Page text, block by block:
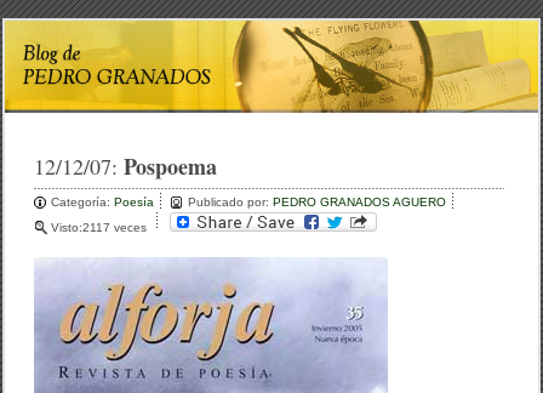
12/12/07:Pospoema
Categoría:Poesía Publicado por:PEDRO GRANADOS AGUERO
Visto:2117 veces